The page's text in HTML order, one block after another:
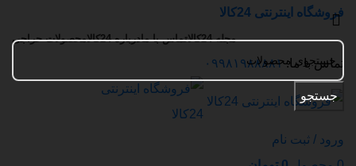
فروشگاه اینترنتی 24کالا
مجله 24کالا تماس با مادرباره 24کالا محصولات حراجی
تماس با ما:۰۹۹۸۱۹۸۸۸۸۱
ورود / ثبت نام
جستجو